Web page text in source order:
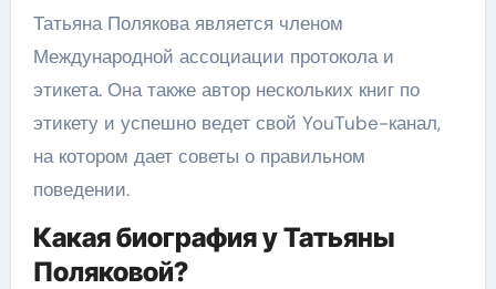
Татьяна Полякова является членом
Международной ассоциации протокола и
этикета. Она также автор нескольких книг по
этикету и успешно ведет свой YouTube-канал,
на котором дает советы о правильном
поведении.
Какая биография у Татьяны
Поляковой?